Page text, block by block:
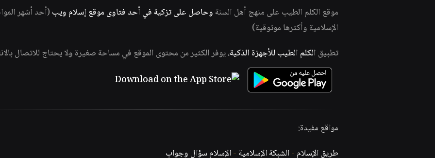
موقع الكلم الطيب على منهج أهل السنة وحاصل على تزكية في أحد فتاوى موقع إسلام ويب(أحد أشهر
الإسلامية وأكثرها موثوقية)
تطبيق الكلم الطيب للأجهزة الذكية، يوفر الكثير من محتوى الموقع في مساحة صغيرة ولا يحتاج للاتصال
مواقع مفيدة:
طريق الإسلام -الشبكة الإسلامية -الإسلام سؤال وجواب